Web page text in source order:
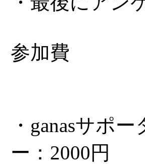
参加費
・ganasサポ
ー：2000円